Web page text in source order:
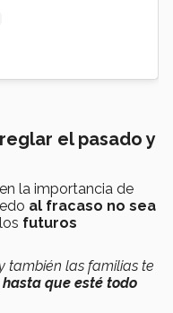
el pasado y
la importancia de
al fracaso no sea
futuros
y también las familias te
hasta que esté todo